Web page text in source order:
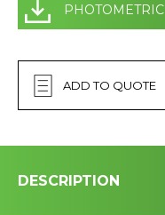
PHOTOMETRIC
ADD TO QUOTE
DESCRIPTION